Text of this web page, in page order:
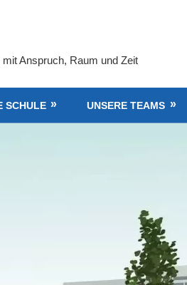
Anspruch, Raum und Zeit
SCHULE UNSERE TEAMS